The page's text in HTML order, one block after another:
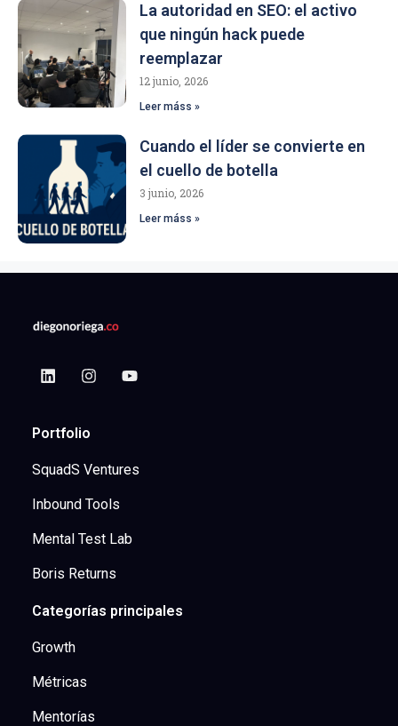
La autoridad en SEO: el activo
que ningún hack puede
reemplazar
12 junio, 2026
Leer máss »
Cuando el líder se convierte en
el cuello de botella
3 junio, 2026
Leer máss »
Portfolio
SquadS Ventures
Inbound Tools
Mental Test Lab
Boris Returns
Categorías principales
Growth
Métricas
Mentorías